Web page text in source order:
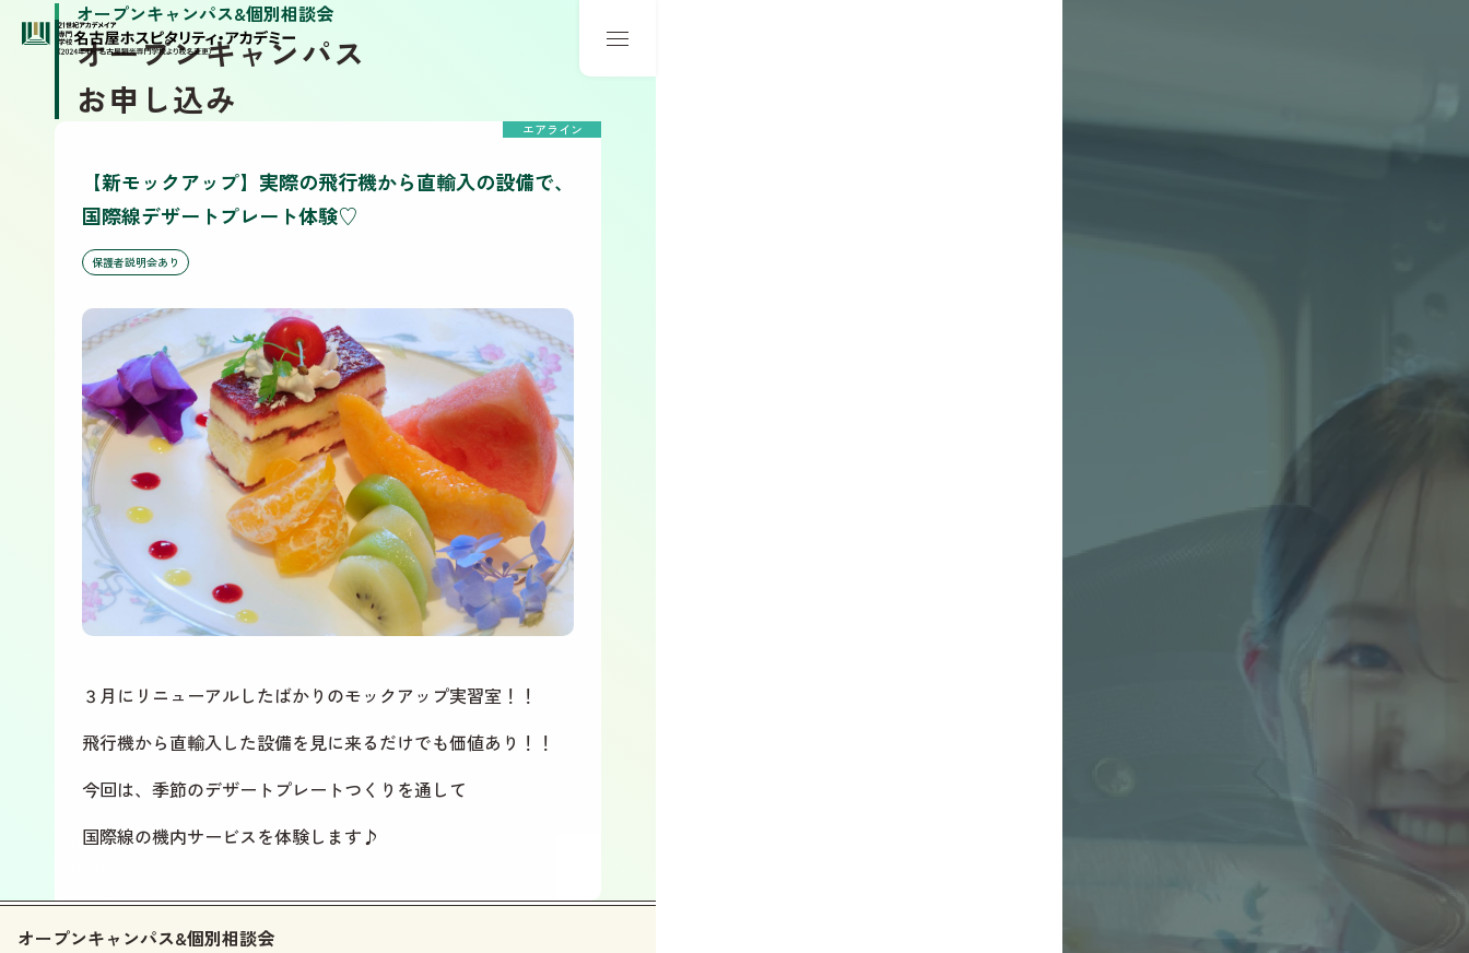
オープンキャンパス&個別相談会
オープンキャンパス
お申し込み
エアライン
【新モックアップ】実際の飛行機から直輸入の設備で、
国際線デザートプレート体験♡
保護者説明会あり
３月にリニューアルしたばかりのモックアップ実習室！！
飛行機から直輸入した設備を見に来るだけでも価値あり！！
今回は、季節のデザートプレートつくりを通して
国際線の機内サービスを体験します♪
オープンキャンパス&個別相談会